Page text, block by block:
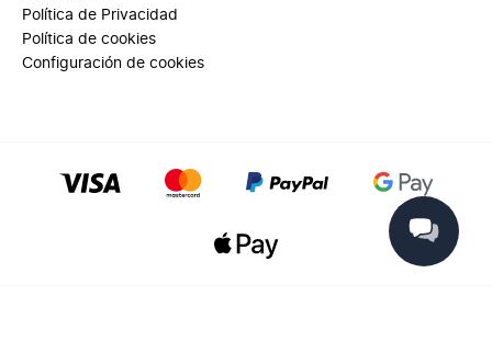
Política de Privacidad
Política de cookies
Configuración de cookies